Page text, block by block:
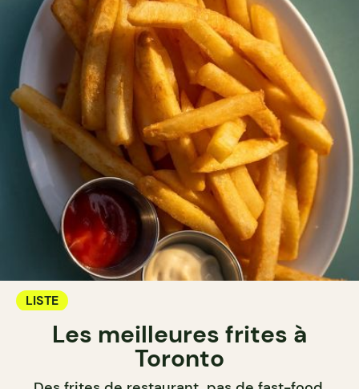
LISTE
Les meilleures frites à
Toronto